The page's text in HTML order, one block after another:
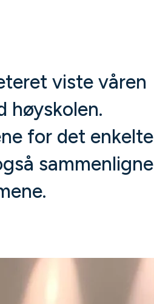
viste våren
høyskolen.
for det enkelte
sammenligne